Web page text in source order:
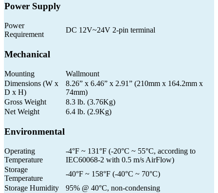
Power Supply
Power
Requirement
DC 12V~24V 2-pin terminal
Mechanical
Mounting
Wallmount
Dimensions (W x
D x H)
8.26” x 6.46” x 2.91” (210mm x 164.2mm x
74mm)
Gross Weight
8.3 lb. (3.76Kg)
Net Weight
6.4 lb. (2.9Kg)
Environmental
Operating
Temperature
-4°F ~ 131°F (-20°C ~ 55°C, according to
IEC60068-2 with 0.5 m/s AirFlow)
Storage
Temperature
-40°F ~ 158°F (-40°C ~ 70°C)
Storage Humidity
95% @ 40°C, non-condensing